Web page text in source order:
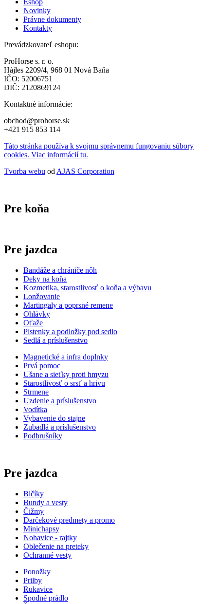
Novinky
Právne dokumenty
Kontakty
Prevádzkovateľ eshopu:
ProHorse s. r. o.
Hájles 2209/4, 968 01 Nová Baňa
IČO: 52006751
DIČ: 2120869124
Kontaktné informácie:
obchod@prohorse.sk
+421 915 853 114
Táto stránka používa k svojmu správnemu fungovaniu súbory
cookies. Viac informácií tu.
Tvorba webu od AJAS Corporation
Pre koňa
Pre jazdca
Bandáže a chrániče nôh
Deky na koňa
Kozmetika, starostlivosť o koňa a výbavu
Lonžovanie
Martingaly a poprsné remene
Ohlávky
Oťaže
Plstenky a podložky pod sedlo
Sedlá a príslušenstvo
Magnetické a infra doplnky
Prvá pomoc
Ušane a sieťky proti hmyzu
Starostlivosť o srsť a hrivu
Strmene
Uzdenie a príslušenstvo
Vodítka
Vybavenie do stajne
Zubadlá a príslušenstvo
Podbrušníky
Pre jazdca
Bičíky
Bundy a vesty
Čižmy
Darčekové predmety a promo
Minichapsy
Nohavice - rajtky
Oblečenie na preteky
Ochranné vesty
Ponožky
Prilby
Rukavice
Spodné prádlo